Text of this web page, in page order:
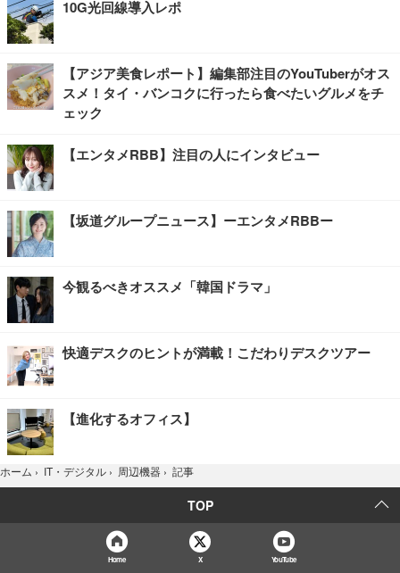
10G光回線導入レポ
【アジア美食レポート】編集部注目のYouTuberがオス
スメ！タイ・バンコクに行ったら食べたいグルメをチ
ェック
【エンタメRBB】注目の人にインタビュー
【坂道グループニュース】ーエンタメRBBー
今観るべきオススメ「韓国ドラマ」
快適デスクのヒントが満載！こだわりデスクツアー
【進化するオフィス】
ホーム › IT・デジタル › 周辺機器 › 記事
TOP
Home X YouTube